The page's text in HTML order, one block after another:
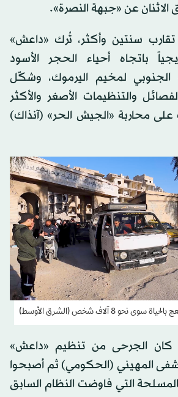
الاثنان عن «جبهة النصرة».
تقارب سنتين وأكثر، تُرك «داعش»
باتجاه أحياء الحجر الأسود
الجنوبي لمخيم اليرموك، وشكّل
والتنظيمات الأصغر والأكثر
محاربة «الجيش الحر» (آنذاك)
نحو 8 آلاف شخص (الشرق الأوسط)
كان الجرحى من تنظيم «داعش»
المهيني (الحكومي) ثم أصبحوا
التي فاوضت النظام السابق